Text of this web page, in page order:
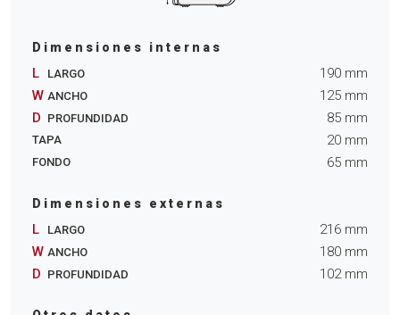
Dimensiones internas
L LARGO 190 mm
W ANCHO 125 mm
D PROFUNDIDAD 85 mm
TAPA 20 mm
FONDO 65 mm
Dimensiones externas
L LARGO 216 mm
W ANCHO 180 mm
D PROFUNDIDAD 102mm